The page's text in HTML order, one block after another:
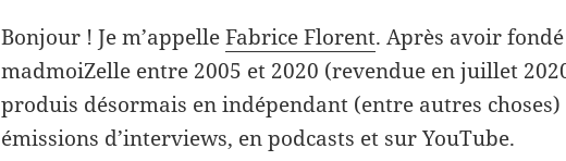
Bonjour ! Je m’appelleFabrice Florent. Après avoir
madmoiZelle entre 2005 et 2020 (revendue en juillet
produis désormais en indépendant (entre autres choses)
émissions d’interviews, en podcasts et sur YouTube.